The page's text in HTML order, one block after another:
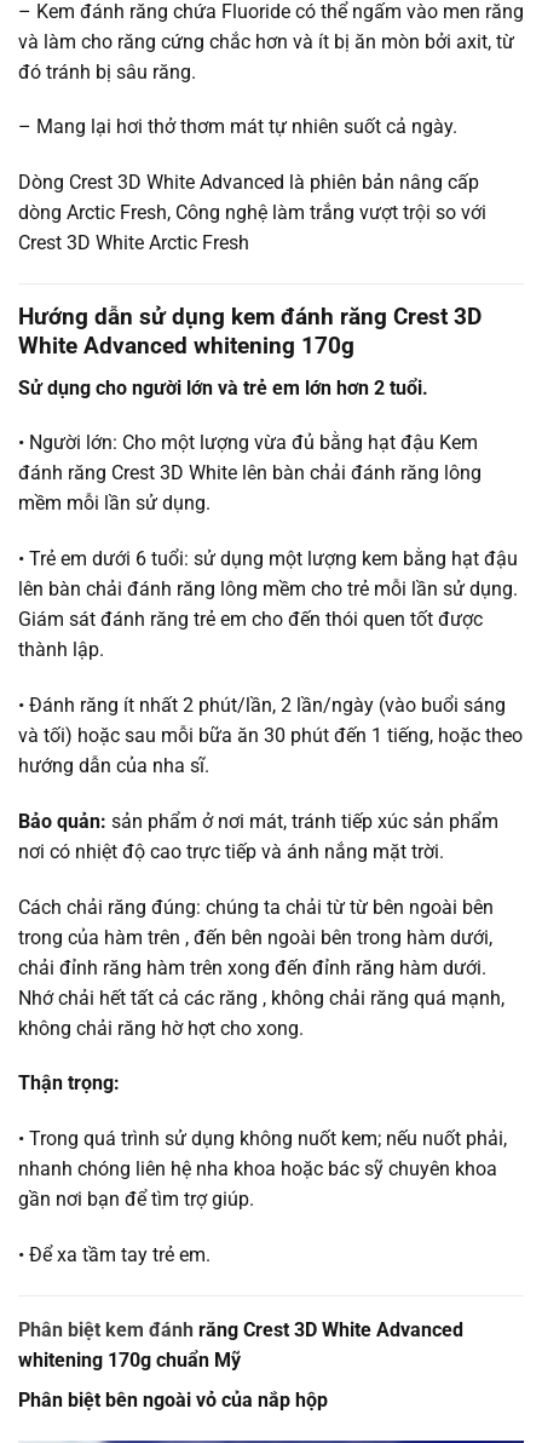
– Kem đánh răng chứa Fluoride có thể ngấm vào men răng
và làm cho răng cứng chắc hơn và ít bị ăn mòn bởi axit, từ
đó tránh bị sâu răng.
– Mang lại hơi thở thơm mát tự nhiên suốt cả ngày.
Dòng Crest 3D White Advanced là phiên bản nâng cấp
dòng Arctic Fresh, Công nghệ làm trắng vượt trội so với
Crest 3D White Arctic Fresh
Hướng dẫn sử dụng kem đánh răng Crest 3D
White Advanced whitening 170g
Sử dụng cho người lớn và trẻ em lớn hơn 2 tuổi.
• Người lớn: Cho một lượng vừa đủ bằng hạt đậu Kem
đánh răng Crest 3D White lên bàn chải đánh răng lông
mềm mỗi lần sử dụng.
• Trẻ em dưới 6 tuổi: sử dụng một lượng kem bằng hạt đậu
lên bàn chải đánh răng lông mềm cho trẻ mỗi lần sử dụng.
Giám sát đánh răng trẻ em cho đến thói quen tốt được
thành lập.
• Đánh răng ít nhất 2 phút/lần, 2 lần/ngày (vào buổi sáng
và tối) hoặc sau mỗi bữa ăn 30 phút đến 1 tiếng, hoặc theo
hướng dẫn của nha sĩ.
Bảo quản: sản phẩm ở nơi mát, tránh tiếp xúc sản phẩm
nơi có nhiệt độ cao trực tiếp và ánh nắng mặt trời.
Cách chải răng đúng: chúng ta chải từ từ bên ngoài bên
trong của hàm trên , đến bên ngoài bên trong hàm dưới,
chải đỉnh răng hàm trên xong đến đỉnh răng hàm dưới.
Nhớ chải hết tất cả các răng , không chải răng quá mạnh,
không chải răng hờ hợt cho xong.
Thận trọng:
• Trong quá trình sử dụng không nuốt kem; nếu nuốt phải,
nhanh chóng liên hệ nha khoa hoặc bác sỹ chuyên khoa
gần nơi bạn để tìm trợ giúp.
• Để xa tầm tay trẻ em.
Phân biệt kem đánh răng Crest 3D White Advanced
whitening 170g chuẩn Mỹ
Phân biệt bên ngoài vỏ của nắp hộp